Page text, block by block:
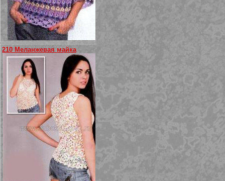
210 Меланжевая майка